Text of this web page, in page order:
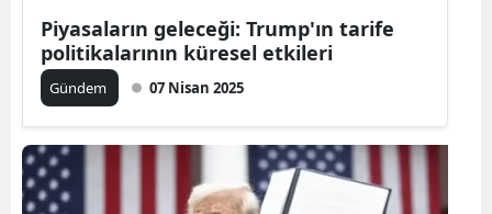
Piyasaların geleceği: Trump'ın tarife
politikalarının küresel etkileri
Gündem 07 Nisan 2025